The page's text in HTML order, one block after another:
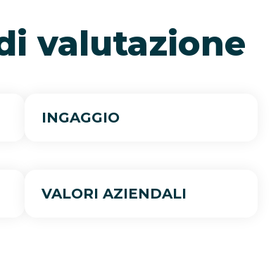
valutazione
INGAGGIO
VALORI AZIENDALI